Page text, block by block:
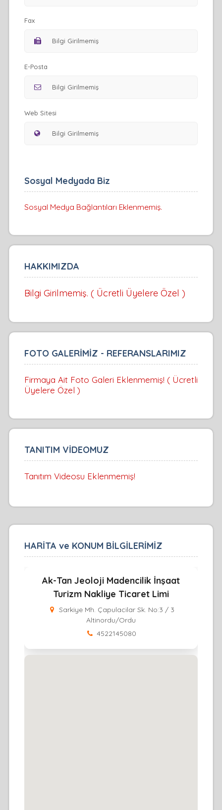
Fax
E-Posta
Web Sitesi
Sosyal Medyada Biz
Sosyal Medya Bağlantıları Eklenmemiş.
HAKKIMIZDA
Bilgi Girilmemiş. ( Ücretli Üyelere Özel )
FOTO GALERİMİZ - REFERANSLARIMIZ
Firmaya Ait Foto Galeri Eklenmemiş! ( Ücretli
Üyelere Özel )
TANITIM VİDEOMUZ
Tanıtım Videosu Eklenmemiş!
HARİTA ve KONUM BİLGİLERİMİZ
Ak-Tan Jeoloji Madencilik İnşaat
Turizm Nakliye Ticaret Limi
Sarkiye Mh. Çapulacilar Sk. No:3 / 3
Altinordu/Ordu
4522145080